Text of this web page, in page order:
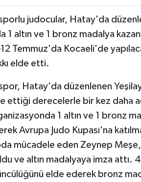
judocular, Hatay'da
1 altın ve 1 bronz madalya
Temmuz'da Kocaeli'de
elde etti.
Hatay'da düzenlenen Yeşilay
ettiği derecelerle bir kez daha
1 altın ve 1 bronz
Avrupa Judo Kupası'na
mücadele eden Zeynep
ve altın madalyaya imza attı.
elde ederek bronz